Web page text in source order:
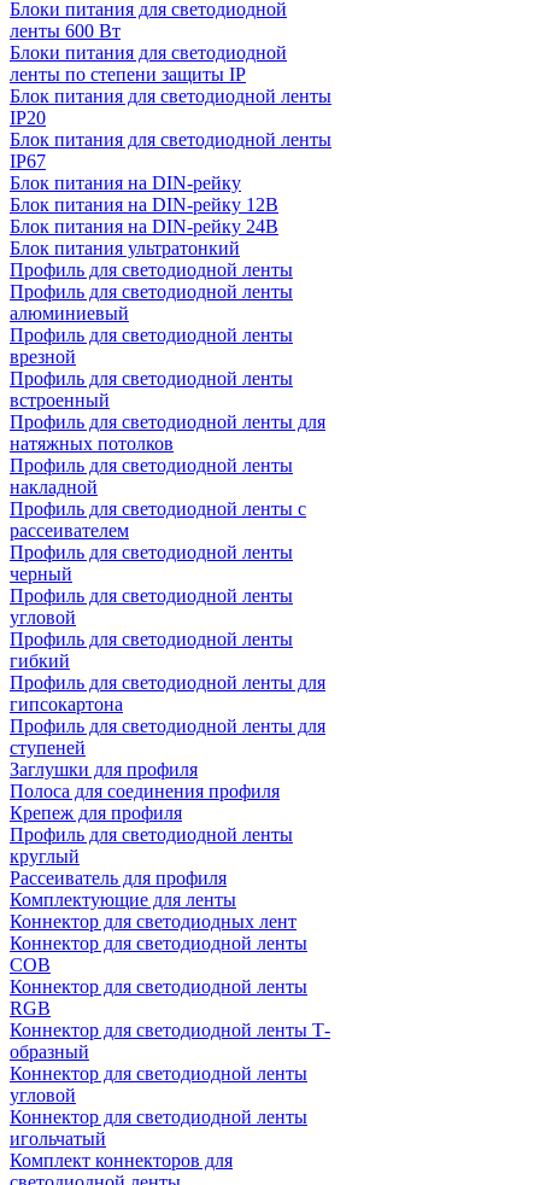
Блоки питания для светодиодной
ленты 600 Вт
Блоки питания для светодиодной
ленты по степени защиты IP
Блок питания для светодиодной ленты
IP20
Блок питания для светодиодной ленты
IP67
Блок питания на DIN-рейку
Блок питания на DIN-рейку 12В
Блок питания на DIN-рейку 24В
Блок питания ультратонкий
Профиль для светодиодной ленты
Профиль для светодиодной ленты
алюминиевый
Профиль для светодиодной ленты
врезной
Профиль для светодиодной ленты
встроенный
Профиль для светодиодной ленты для
натяжных потолков
Профиль для светодиодной ленты
накладной
Профиль для светодиодной ленты с
рассеивателем
Профиль для светодиодной ленты
черный
Профиль для светодиодной ленты
угловой
Профиль для светодиодной ленты
гибкий
Профиль для светодиодной ленты для
гипсокартона
Профиль для светодиодной ленты для
ступеней
Заглушки для профиля
Полоса для соединения профиля
Крепеж для профиля
Профиль для светодиодной ленты
круглый
Рассеиватель для профиля
Комплектующие для ленты
Коннектор для светодиодных лент
Коннектор для светодиодной ленты
COB
Коннектор для светодиодной ленты
RGB
Коннектор для светодиодной ленты Т-
образный
Коннектор для светодиодной ленты
угловой
Коннектор для светодиодной ленты
игольчатый
Комплект коннекторов для